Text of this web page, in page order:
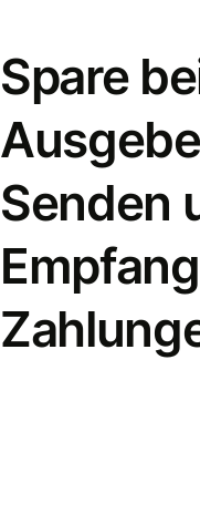
Spare
Senden